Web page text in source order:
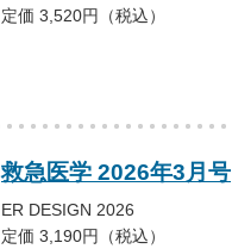
定価 3,520円（税込）
救急医学 2026年3月号
ER DESIGN 2026
定価 3,190円（税込）